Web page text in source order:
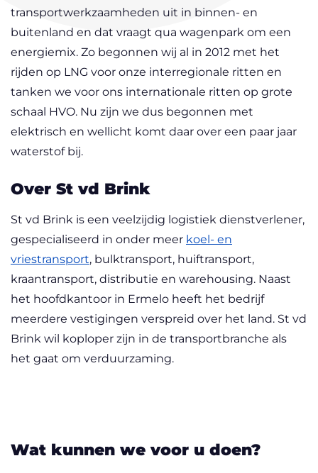
transportwerkzaamheden uit in binnen- en
buitenland en dat vraagt qua wagenpark om een
energiemix. Zo begonnen wij al in 2012 met het
rijden op LNG voor onze interregionale ritten en
tanken we voor ons internationale ritten op grote
schaal HVO. Nu zijn we dus begonnen met
elektrisch en wellicht komt daar over een paar jaar
waterstof bij.
Over St vd Brink
St vd Brink is een veelzijdig logistiek dienstverlener,
gespecialiseerd in onder meer koel- en
vriestransport, bulktransport, huiftransport,
kraantransport, distributie en warehousing. Naast
het hoofdkantoor in Ermelo heeft het bedrijf
meerdere vestigingen verspreid over het land. St vd
Brink wil koploper zijn in de transportbranche als
het gaat om verduurzaming.
Wat kunnen we voor u doen?